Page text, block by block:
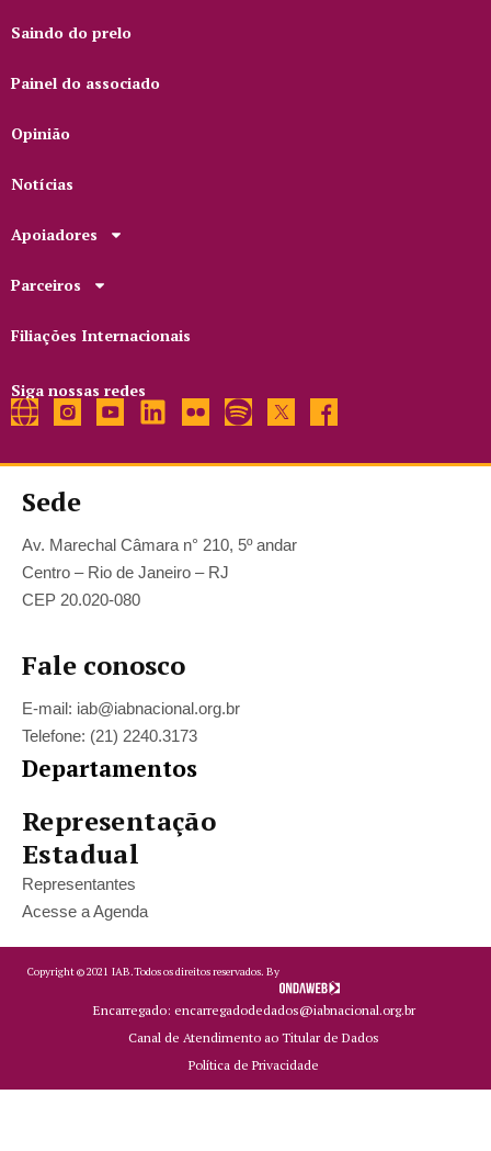
Saindo do prelo
Painel do associado
Opinião
Notícias
Apoiadores
Parceiros
Filiações Internacionais
Siga nossas redes
Sede
Av. Marechal Câmara n° 210, 5º andar
Centro – Rio de Janeiro – RJ
CEP 20.020-080
Fale conosco
E-mail: iab@iabnacional.org.br
Telefone: (21) 2240.3173
Departamentos
Representação
Estadual
Representantes
Acesse a Agenda
Copyright ©2021 IAB.Todos os direitos reservados. By
Encarregado: encarregadodedados@iabnacional.org.br
Canal de Atendimento ao Titular de Dados
Política de Privacidade